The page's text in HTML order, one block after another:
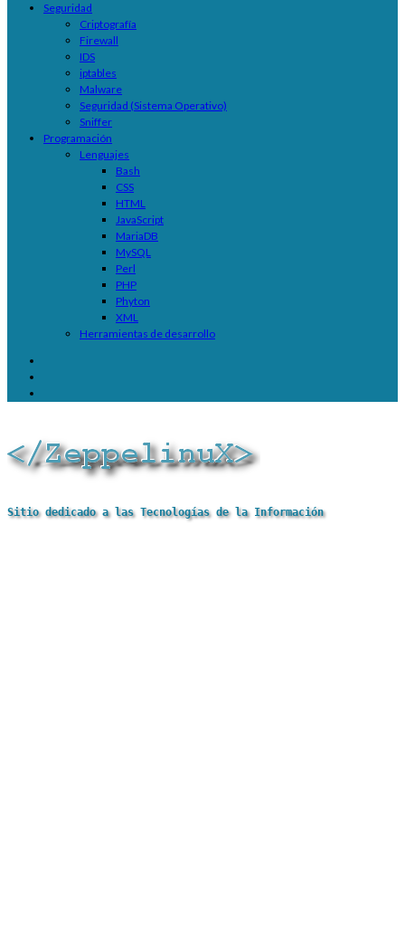
Seguridad
Criptografía
Firewall
IDS
iptables
Malware
Seguridad (Sistema Operativo)
Sniffer
Programación
Lenguajes
Bash
CSS
HTML
JavaScript
MariaDB
MySQL
Perl
PHP
Phyton
XML
Herramientas de desarrollo
Sitio dedicado a las Tecnologías de la Información